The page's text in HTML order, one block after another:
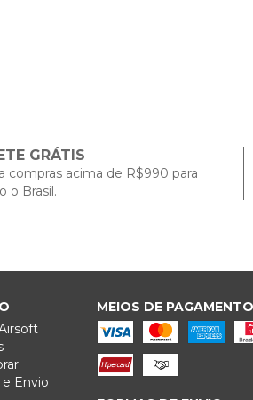
GRÁTIS
compras acima de R$990 para
o Brasil.
Envio
MEIOS DE PAGAMENTO